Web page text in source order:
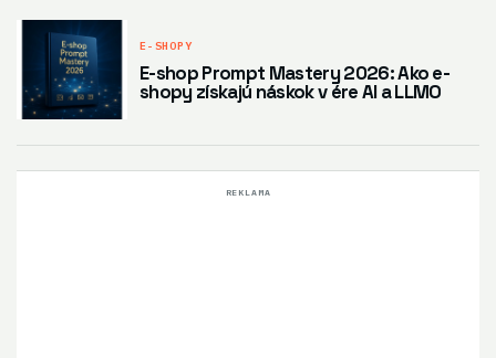
E-SHOPY
E-shop Prompt Mastery 2026: Ako e-
shopy získajú náskok v ére AI a LLMO
REKLAMA